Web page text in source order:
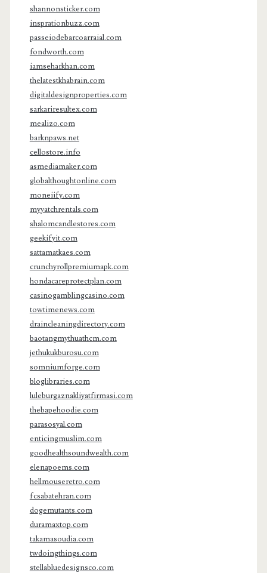
shannonsticker.com
insprationbuzz.com
passeiodebarcoarraial.com
fondworth.com
iamseharkhan.com
thelatestkhabrain.com
digitaldesignproperties.com
sarkariresultex.com
mealizo.com
barknpaws.net
cellostore.info
asmediamaker.com
globalthoughtonline.com
moneiify.com
myyatchrentals.com
shalomcandlestores.com
geekifyit.com
sattamatkaes.com
crunchyrollpremiumapk.com
hondacareprotectplan.com
casinogamblingcasino.com
towtimenews.com
draincleaningdirectory.com
baotangmythuathcm.com
jethukukburosu.com
somniumforge.com
bloglibraries.com
luleburgaznakliyatfirmasi.com
thebapehoodie.com
parasosyal.com
enticingmuslim.com
goodhealthsoundwealth.com
elenapoems.com
hellmouseretro.com
fcsabatehran.com
dogemutants.com
duramaxtop.com
takamasoudia.com
twdoingthings.com
stellabluedesignsco.com